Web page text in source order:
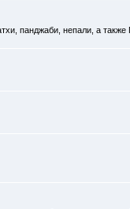
панджаби, непали, а